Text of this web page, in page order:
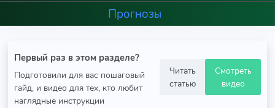
Прогнозы
Первый раз в этом разделе?
Подготовили для вас пошаговый
гайд, и видео для тех, кто любит
наглядные инструкции
Читать
статью
Смотреть
видео